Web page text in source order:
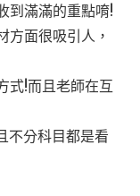
到滿滿的重點唷!
方面很吸引人，
式!而且老師在互
不分科目都是看